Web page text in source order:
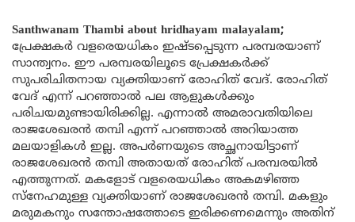
Santhwanam Thambi about hridhayam malayalam;
പ്രേക്ഷകർ വളരെയധികം ഇഷ്ടപ്പെടുന്ന പരമ്പരയാണ്
സാന്ത്വനം. ഈ പരമ്പരയിലൂടെ പ്രേക്ഷകർക്ക്
സുപരിചിതനായ വ്യക്തിയാണ് രോഹിത് വേദ്. രോഹിത്
വേദ് എന്ന് പറഞ്ഞാൽ പല ആളുകൾക്കും
പരിചയമുണ്ടായിരിക്കില്ല. എന്നാൽ അമരാവതിയിലെ
രാജശേഖരൻ തമ്പി എന്ന് പറഞ്ഞാൽ അറിയാത്ത
മലയാളികൾ ഇല്ല. അപർണയുടെ അച്ഛനായിട്ടാണ്
രാജശേഖരൻ തമ്പി അതായത് രോഹിത് പരമ്പരയിൽ
എത്തുന്നത്. മകളോട് വളരെയധികം അകമഴിഞ്ഞ
സ്നേഹമുള്ള വ്യക്തിയാണ് രാജശേഖരൻ തമ്പി. മകളും
മരുമകനും സന്തോഷത്തോടെ ഇരിക്കണമെന്നും അതിന്